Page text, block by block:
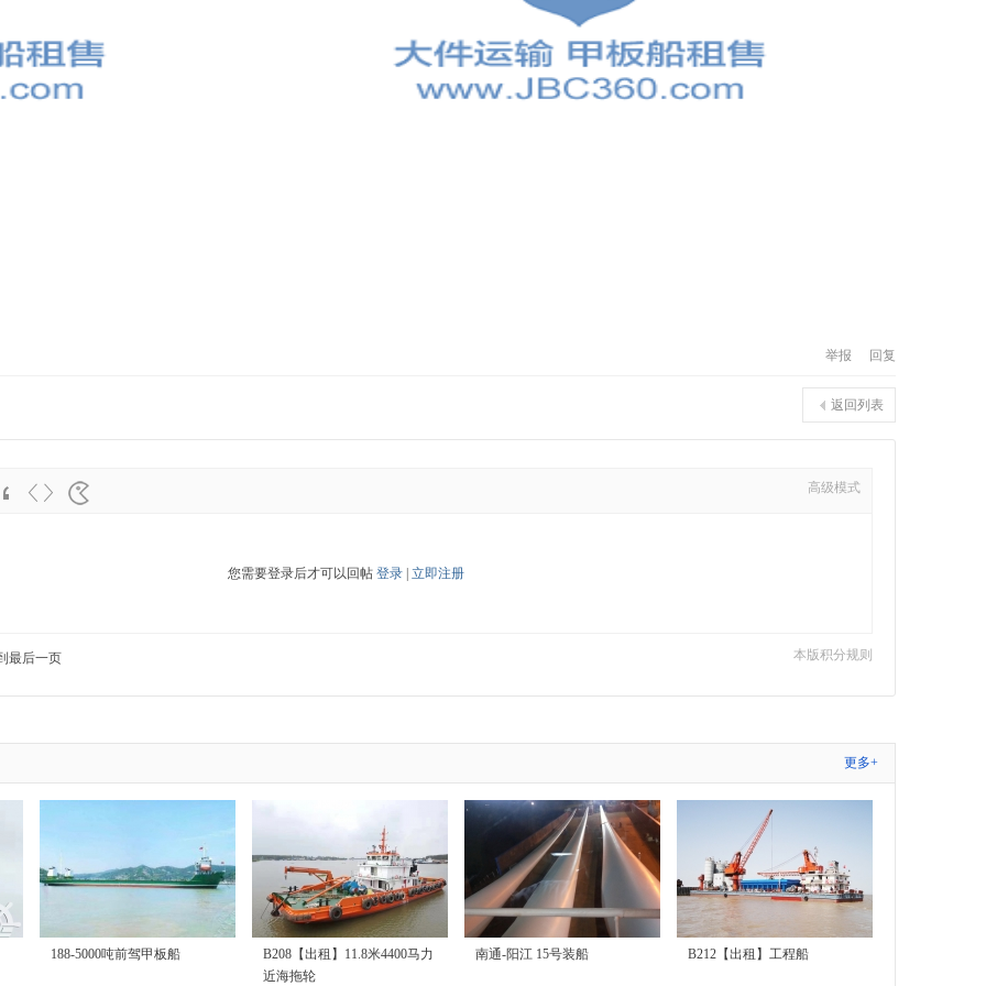
回复
举报
返回列表
高级模式
您需要登录后才可以回帖 登录 立即注册
本版积分规则
最后一页
更多+
188-5000吨前驾甲板船
B208【出租】11.8米4400马力
近海拖轮
南通-阳江 15号装船 B212【出租】工程船